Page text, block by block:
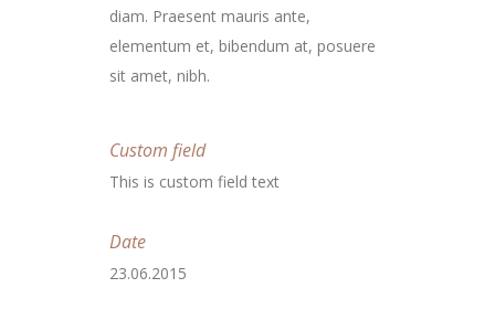
diam. Praesent mauris ante,
elementum et, bibendum at, posuere
sit amet, nibh.
Custom field
This is custom field text
Date
23.06.2015